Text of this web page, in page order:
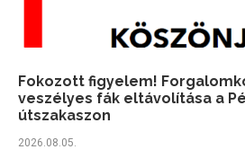
Fokozott figyelem!
veszélyes fák eltávolítása a
útszakaszon
2026.08.05.